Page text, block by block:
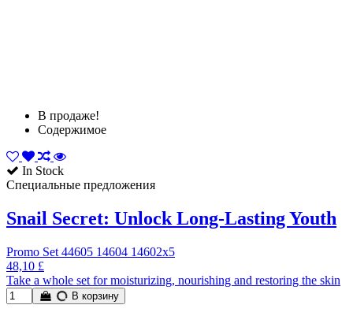
В продаже!
Содержимое
In Stock
Специальные предложения
Snail Secret: Unlock Long‑Lasting Youth
Promo Set 44605 14604 14602x5
48,10 £
Take a whole set for moisturizing, nourishing and restoring the skin
В корзину